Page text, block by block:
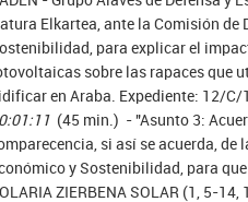
Elkartea, ante la Comisión de
para explicar el
sobre las rapaces que
en Araba. Expediente: 12/
(45 min.) - "Asunto 3:
si así se acuerda,
y Sostenibilidad, para
ZIERBENA SOLAR (1, 5-